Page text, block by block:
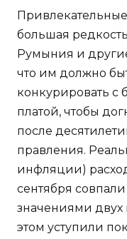
большая
Румыния и
что им должно
конкурировать с
платой, чтобы
после
правления.
инфляции)
сентября
значениями
этом уступили